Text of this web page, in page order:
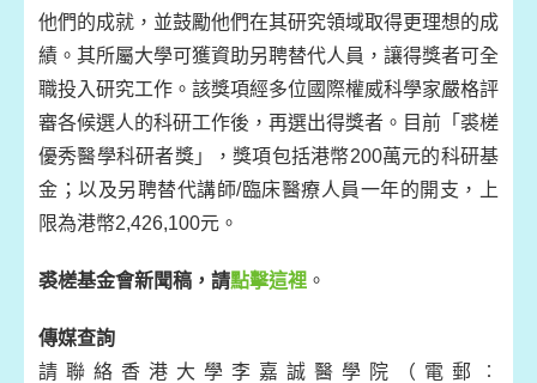
他們的成就，並鼓勵他們在其研究領域取得更理想的成
績。其所屬大學可獲資助另聘替代人員，讓得獎者可全
職投入研究工作。該獎項經多位國際權威科學家嚴格評
審各候選人的科研工作後，再選出得獎者。目前「裘槎
優秀醫學科研者獎」，獎項包括港幣200萬元的科研基
金；以及另聘替代講師/臨床醫療人員一年的開支，上
限為港幣2,426,100元。
裘槎基金會新聞稿 ， 請點擊這裡 。
傳媒查詢
請聯絡香港大學李嘉誠醫學院（電郵︰